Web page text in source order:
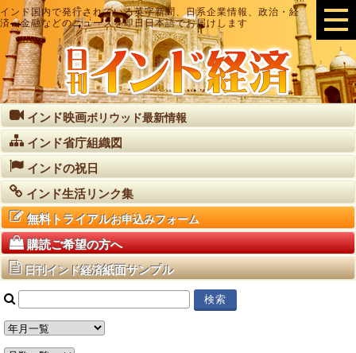
インド国内で発行されている英字新聞、日系企業情報、政治・経
済・金融などのニュースを即日日本語でお届けします
インド映画ボリウッド最新情報
インド省庁組織図
インドの祝日
インド生活リンク集
無料トライアルお申込みフォーム
購読ご希望の方へ
日刊インド経済紙面サンプル